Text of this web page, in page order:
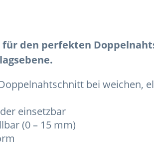
für den perfekten
bei weichen,
einsetzbar
(0 – 15 mm)